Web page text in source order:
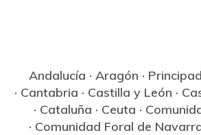
Andalucía · Aragón ·
· Cantabria · Castilla y León ·
· Cataluña · Ceuta ·
· Comunidad Foral de